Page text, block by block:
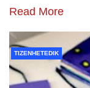
Read More
TIZENHETEDIK